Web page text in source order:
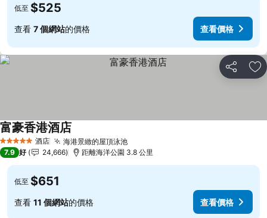
低至 $525
查看 7 個網站的價格 查看價格
分享 放
5 星級 酒店 海港景緻的屋頂泳池
富豪香港酒店
7.9 好 24,666 距離海洋公園 3.8 公里
低至 $651
查看 11 個網站的價格 查看價格